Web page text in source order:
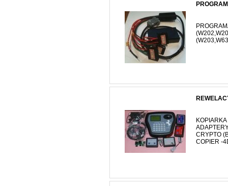
CRYPTO
COPIER -